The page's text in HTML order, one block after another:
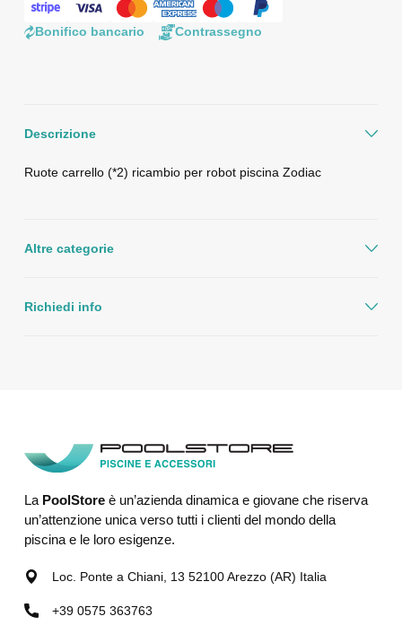
Bonifico bancario Contrassegno
Descrizione
Ruote carrello (*2) ricambio per robot piscina Zodiac
Altre categorie
Richiedi info
La PoolStoreè un’azienda dinamica e giovane che riserva
un’attenzione unica verso tutti i clienti del mondo della
piscina e le loro esigenze.
Loc. Ponte a Chiani, 13 52100 Arezzo (AR) Italia
+39 0575 363763